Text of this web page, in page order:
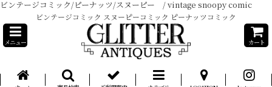
ビンテージコミック/ピーナッツ/スヌーピー / vintage snoopy comic
ビンテージコミック スヌーピーコミック ピーナッツコミック
メニュー カート